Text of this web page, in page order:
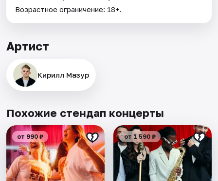
Возрастное ограничение: 18+.
Артист
Кирилл Мазур
Похожие стендап концерты
от 990 ₽ от 1 590 ₽